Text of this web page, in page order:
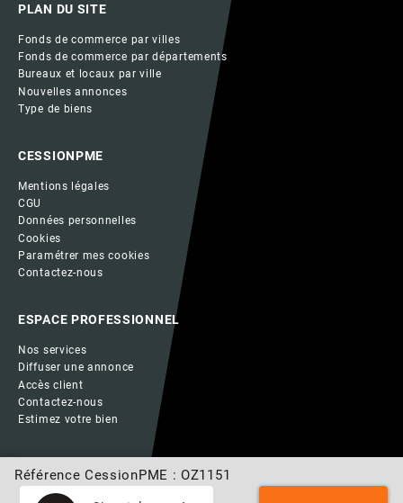
Référence CessionPME : OZ1151
PLAN DU SITE
Fonds de commerce par villes
Fonds de commerce par départements
Bureaux et locaux par ville
Nouvelles annonces
Type de biens
CESSIONPME
Mentions légales
CGU
Données personnelles
Cookies
Paramétrer mes cookies
Contactez-nous
ESPACE PROFESSIONNEL
Nos services
Diffuser une annonce
Accès client
Contactez-nous
Estimez votre bien